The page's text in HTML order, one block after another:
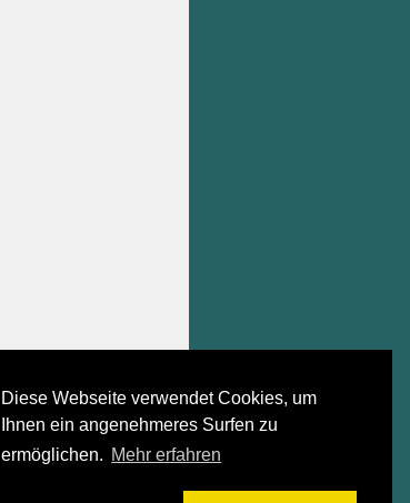
Diese Webseite verwendet Cookies, um
Ihnen ein angenehmeres Surfen zu
ermöglichen. Mehr erfahren